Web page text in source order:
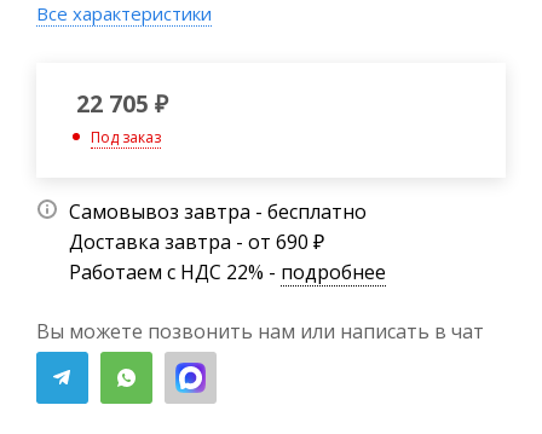
Все характеристики
22 705 ₽
Под заказ
Самовывоз завтра - бесплатно
Доставка завтра - от 690 ₽
Работаем с НДС 22% - подробнее
Вы можете позвонить нам или написать в чат